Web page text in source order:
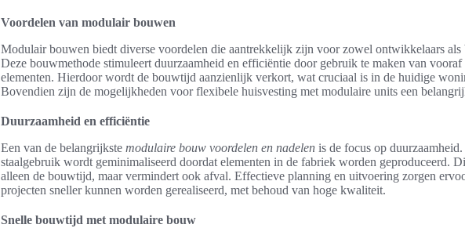
Voordelen van modulair bouwen
Modulair bouwen biedt diverse voordelen die aantrekkelijk zijn voor zowel ontwikkelaars als
Deze bouwmethode stimuleert duurzaamheid en efficiëntie door gebruik te maken van vooraf
elementen. Hierdoor wordt de bouwtijd aanzienlijk verkort, wat cruciaal is in de huidige
Bovendien zijn de mogelijkheden voor flexibele huisvesting met modulaire units een
Duurzaamheid en efficiëntie
Een van de belangrijkste modulaire bouw voordelen en nadelen is de focus op
staalgebruik wordt geminimaliseerd doordat elementen in de fabriek worden geproduceerd.
alleen de bouwtijd, maar vermindert ook afval. Effectieve planning en uitvoering zorgen
projecten sneller kunnen worden gerealiseerd, met behoud van hoge kwaliteit.
Snelle bouwtijd met modulaire bouw